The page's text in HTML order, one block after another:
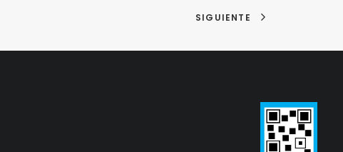
SIGUIENTE